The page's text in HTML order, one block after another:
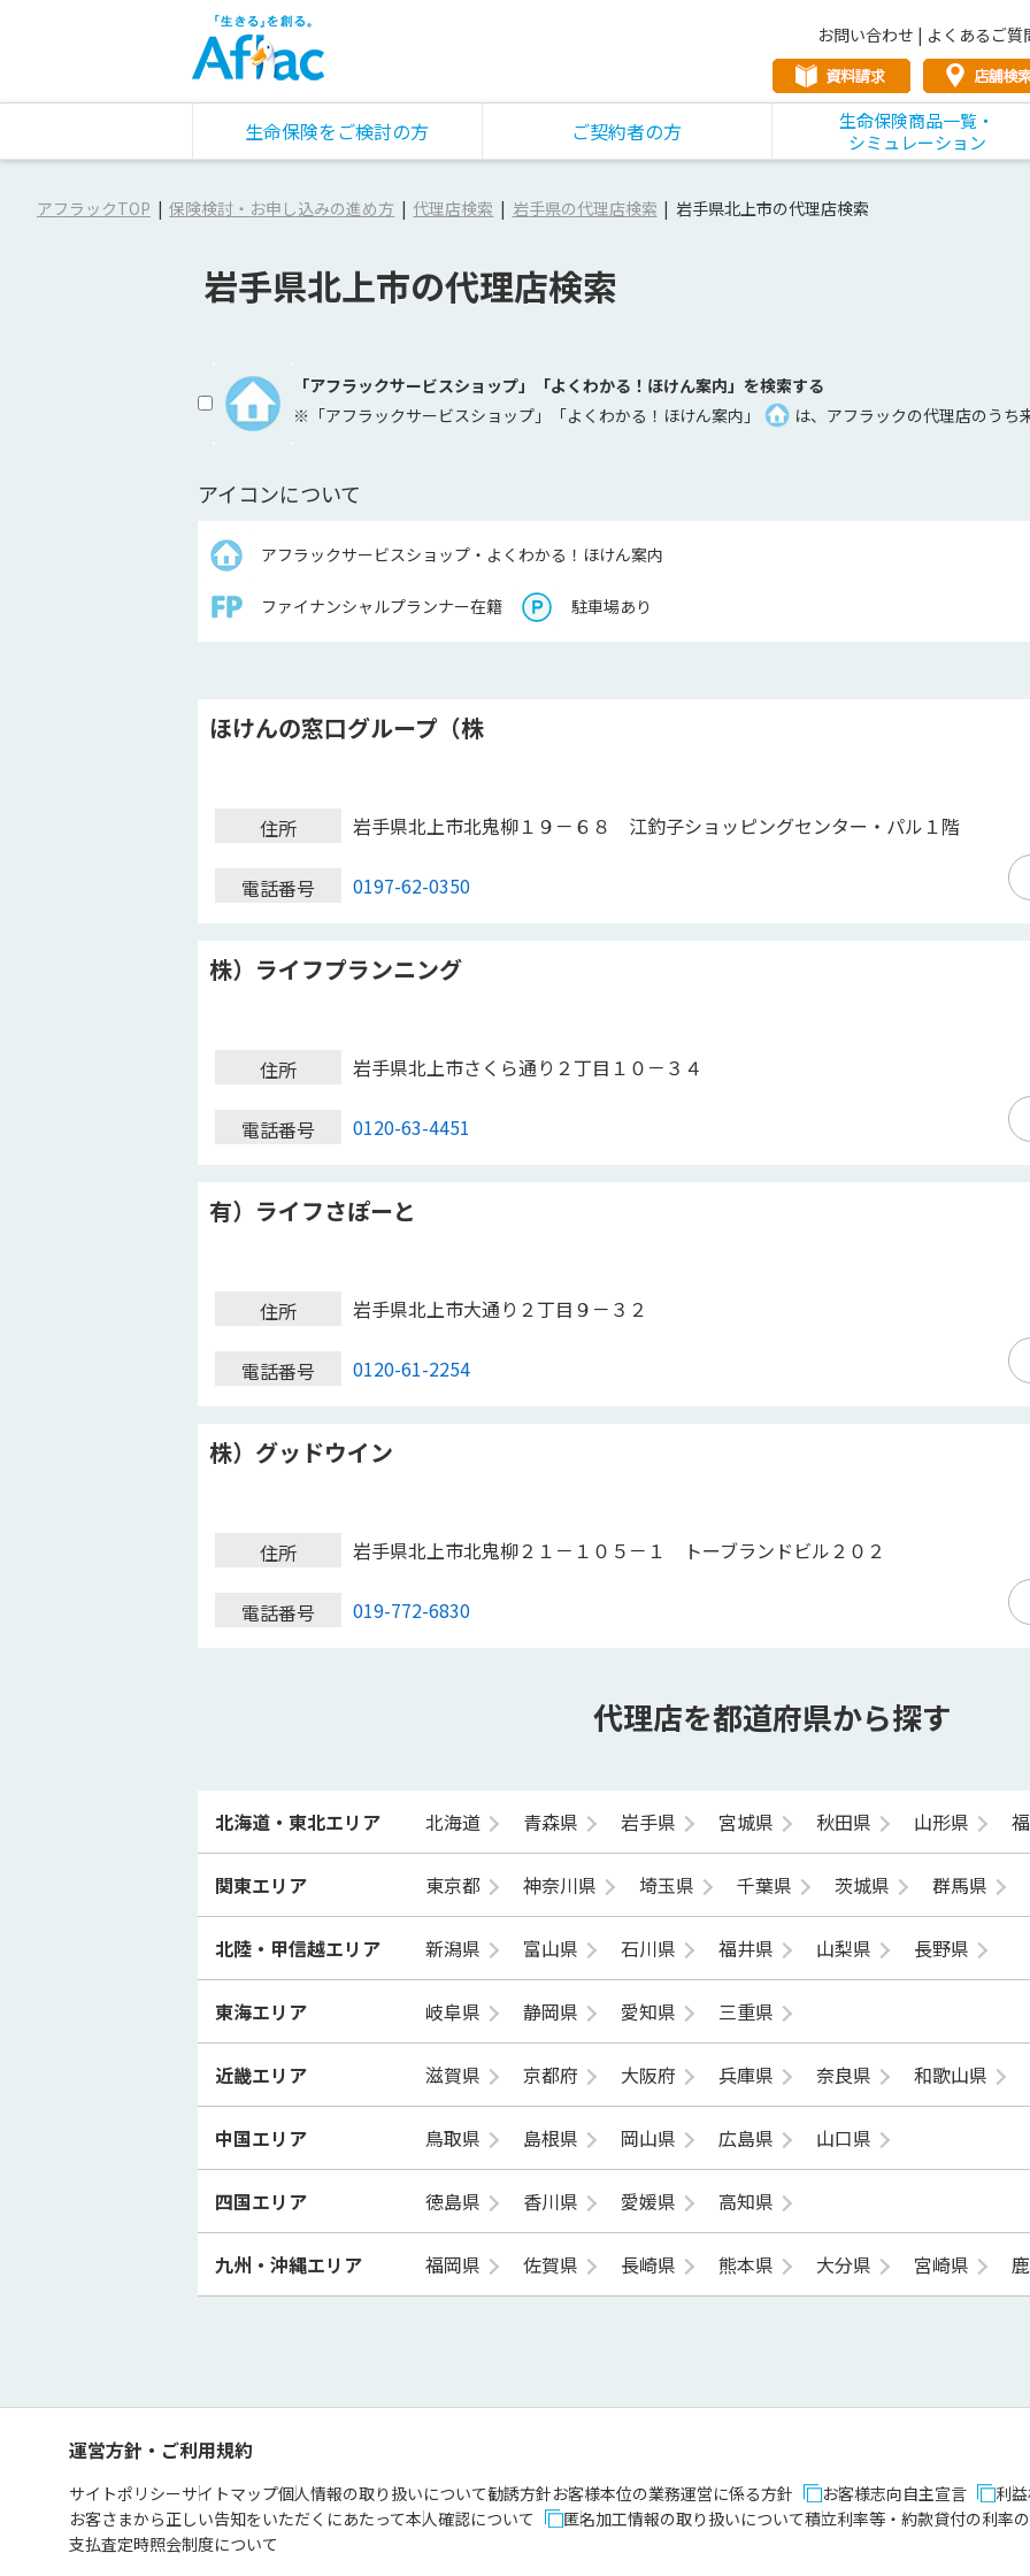
お問い合わせ | よくあるご質
生命保険をご検討の方 ご契約者の方
生命保険商品一覧・
シミュレーション
アフラックTOP 保険検討・お申し込みの進め方 代理店検索 岩手県の代理店検索 岩手県北上市の代理店検索
岩手県北上市の代理店検索
「アフラックサービスショップ」「よくわかる！ほけん案内」を検索する
※「アフラックサービスショップ」「よくわかる！ほけん案内」
は、アフラックの代理店のうち
アイコンについて
アフラックサービスショップ・よくわかる！ほけん案内
ファイナンシャルプランナー在籍 駐車場あり
ほけんの窓口グループ（株
住所 岩手県北上市北鬼柳１９－６８ 江釣子ショッピングセンター・パル１階
電話番号 0197-62-0350
株）ライフプランニング
住所 岩手県北上市さくら通り２丁目１０－３４
電話番号 0120-63-4451
有）ライフさぽーと
住所 岩手県北上市大通り２丁目９－３２
電話番号 0120-61-2254
株）グッドウイン
住所 岩手県北上市北鬼柳２１－１０５－１ トーブランドビル２０２
電話番号 019-772-6830
代理店を都道府県から探す
北海道・東北エリア 北海道 青森県 岩手県 宮城県 秋田県 山形県
関東エリア 東京都 神奈川県 埼玉県 千葉県 茨城県 群馬県
北陸・甲信越エリア 新潟県 富山県 石川県 福井県 山梨県 長野県
東海エリア 岐阜県 静岡県 愛知県 三重県
近畿エリア 滋賀県 京都府 大阪府 兵庫県 奈良県 和歌山県
中国エリア 鳥取県 島根県 岡山県 広島県 山口県
四国エリア 徳島県 香川県 愛媛県 高知県
九州・沖縄エリア 福岡県 佐賀県 長崎県 熊本県 大分県 宮崎県
運営方針・ご利用規約
サイトポリシーサイトマップ個人情報の取り扱いについて勧誘方針お客様本位の業務運営に係る方針 お客様志向自主宣言
利
お客さまから正しい告知をいただくにあたって本人確認について 匿名加工情報の取り扱いについて積立利率等・約款貸付の利率
支払査定時照会制度について